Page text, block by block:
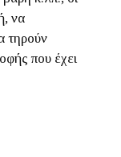
να
τηρούν
που έχει